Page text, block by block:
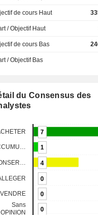
de cours Haut
/ Objectif Haut
de cours Bas
/ Objectif Bas
du Consensus des